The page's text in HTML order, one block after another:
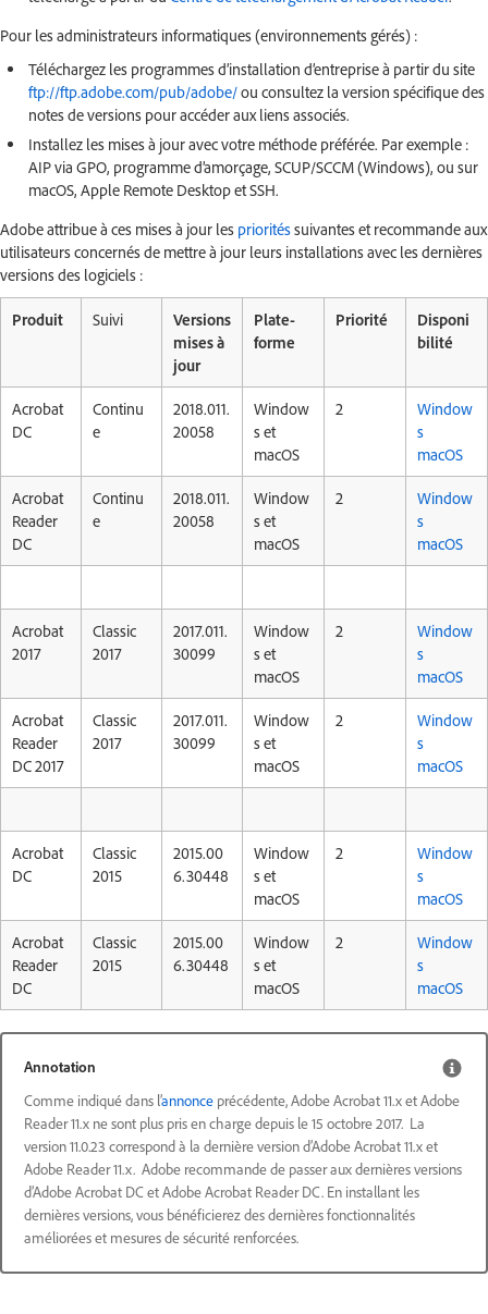
Pour les administrateurs informatiques (environnements gérés) :
Téléchargez les programmes d’installation d’entreprise à partir du site
ftp://ftp.adobe.com/pub/adobe/ou consultez la version spécifique des
notes de versions pour accéder aux liens associés.
Installez les mises à jour avec votre méthode préférée. Par exemple :
AIP via GPO, programme d’amorçage, SCUP/SCCM (Windows), ou sur
macOS, Apple Remote Desktop et SSH.
Adobe attribue à ces mises à jour les prioritéssuivantes et recommande aux
utilisateurs concernés de mettre à jour leurs installations avec les dernières
versions des logiciels :
Produit Suivi
Versions
mises à
jour
Plate-
forme
Priorité
Disponi
bilité
Acrobat
DC
Continu
e
2018.011.
20058
Window
s et
macOS
2
Window
s
macOS
Acrobat
Reader
DC
Continu
e
2018.011.
20058
Window
s et
macOS
2
Window
s
macOS
Acrobat
2017
Classic
2017
2017.011.
30099
Window
s et
macOS
2
Window
s
macOS
Acrobat
Reader
DC 2017
Classic
2017
2017.011.
30099
Window
s et
macOS
2
Window
s
macOS
Acrobat
DC
Classic
2015
2015.00
6.30448
Window
s et
macOS
2
Window
s
macOS
Acrobat
Reader
DC
Classic
2015
2015.00
6.30448
Window
s et
macOS
2
Window
s
macOS
Annotation
Comme indiqué dans l’annonce précédente, Adobe Acrobat 11.x et Adobe
Reader 11.x ne sont plus pris en charge depuis le 15 octobre 2017. La
version 11.0.23 correspond à la dernière version d’Adobe Acrobat 11.x et
Adobe Reader 11.x. Adobe recommande de passer aux dernières versions
d’Adobe Acrobat DC et Adobe Acrobat Reader DC. En installant les
dernières versions, vous bénéficierez des dernières fonctionnalités
améliorées et mesures de sécurité renforcées.